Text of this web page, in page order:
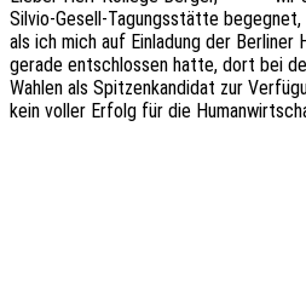
Silvio-Gesell-Tagungs­­­stä­t­­te
als ich mich auf Einla­dung der
gerade entschlos­sen hatte, dort bei
Wahlen als Spit­zen­kan­di­dat zur
kein voller Erfolg für die